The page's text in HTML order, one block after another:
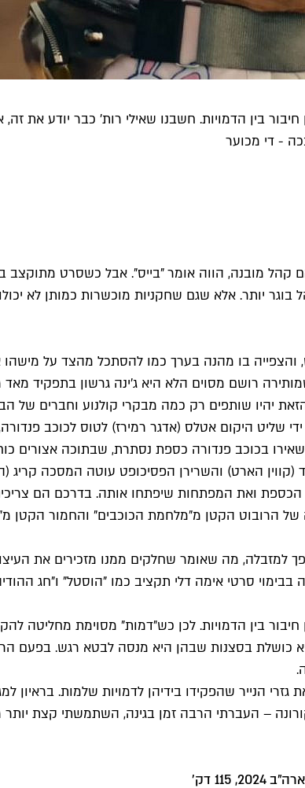
חיבור בין הדמויות. חשבנו שאילי רות' כבר
- די מכוער
מובנה, הווה אומר "בייס". אבל כשסרט מתוקצב
בוגר יותר. אלא שגם שחקניות מוכשרות כמותן לא
בו מהנה בערך כמו להסתכל מהצד על מישהו
רושם מסוים הלא היא ג'ינה גרשון בתפקיד מאד
שותפים רק כמה מבקרי קולנוע וחברים של
שליט היקום אטלס (אדגר רמירז) לטוס לכוכב
בכוכב פנדורה כספת נסתרת, שבתוכה
הארט) והשרירן הפסיכופט עוטה המסכה קריג
ואת המפתחות שיפתחו אותה. בדרכם הם צריכים
הרובוט הקטן מ"מלחמת הכוכבים" והחמור הקטן
למזבלה, מה שאומר שחלקים ממנו מזכירים את
בבימוי סרטי אימה דלי תקציב כמו "הוסטל" ו"חג
חיבור בין הדמויות. לכן כש"דמות" מסוימת
כושלת בסצנות שבהן היא מנסה לבטא רגש. בפעם
הנייר שהפקידו בידיהן לדמויות שלמות. בראיון
זה היה קצת טירוף הקורונה – העברתי הרבה זמן בגינה,